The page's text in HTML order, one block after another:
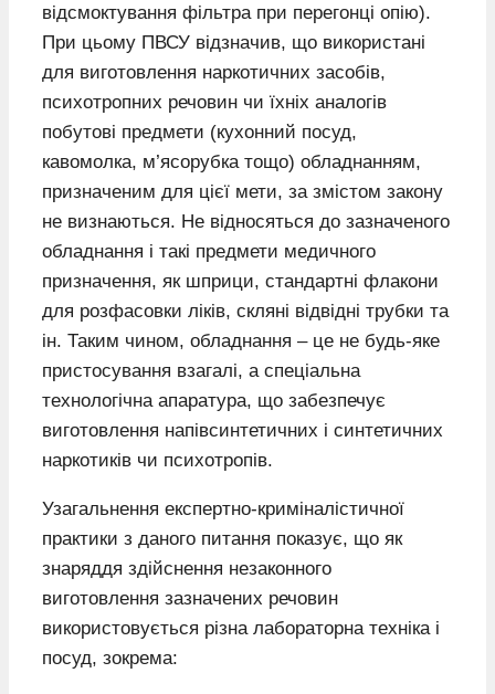
відсмоктування фільтра при перегонці опію).
При цьому ПВСУ відзначив, що використані
для виготовлення наркотичних засобів,
психотропних речовин чи їхніх аналогів
побутові предмети (кухонний посуд,
кавомолка, м’ясорубка тощо) обладнанням,
призначеним для цієї мети, за змістом закону
не визнаються. Не відносяться до зазначеного
обладнання і такі предмети медичного
призначення, як шприци, стандартні флакони
для розфасовки ліків, скляні відвідні трубки та
ін. Таким чином, обладнання – це не будь-яке
пристосування взагалі, а спеціальна
технологічна апаратура, що забезпечує
виготовлення напівсинтетичних і синтетичних
наркотиків чи психотропів.
Узагальнення експертно-криміналістичної
практики з даного питання показує, що як
знаряддя здійснення незаконного
виготовлення зазначених речовин
використовується різна лабораторна техніка і
посуд, зокрема: